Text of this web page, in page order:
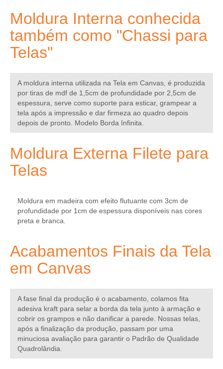
Moldura Interna conhecida
também como "Chassi para
Telas"
A moldura interna utilizada na Tela em Canvas, é produzida
por tiras de mdf de 1,5cm de profundidade por 2,5cm de
espessura, serve como suporte para esticar, grampear a
tela após a impressão e dar firmeza ao quadro depois
depois de pronto. Modelo Borda Infinita.
Moldura Externa Filete para
Telas
Moldura em madeira com efeito flutuante com 3cm de
profundidade por 1cm de espessura disponíveis nas cores
preta e branca.
Acabamentos Finais da Tela
em Canvas
A fase final da produção é o acabamento, colamos fita
adesiva kraft para selar a borda da tela junto à armação e
cobrir os grampos e não danificar a parede. Nossas telas,
após a finalização da produção, passam por uma
minuciosa avaliação para garantir o Padrão de Qualidade
Quadrolândia